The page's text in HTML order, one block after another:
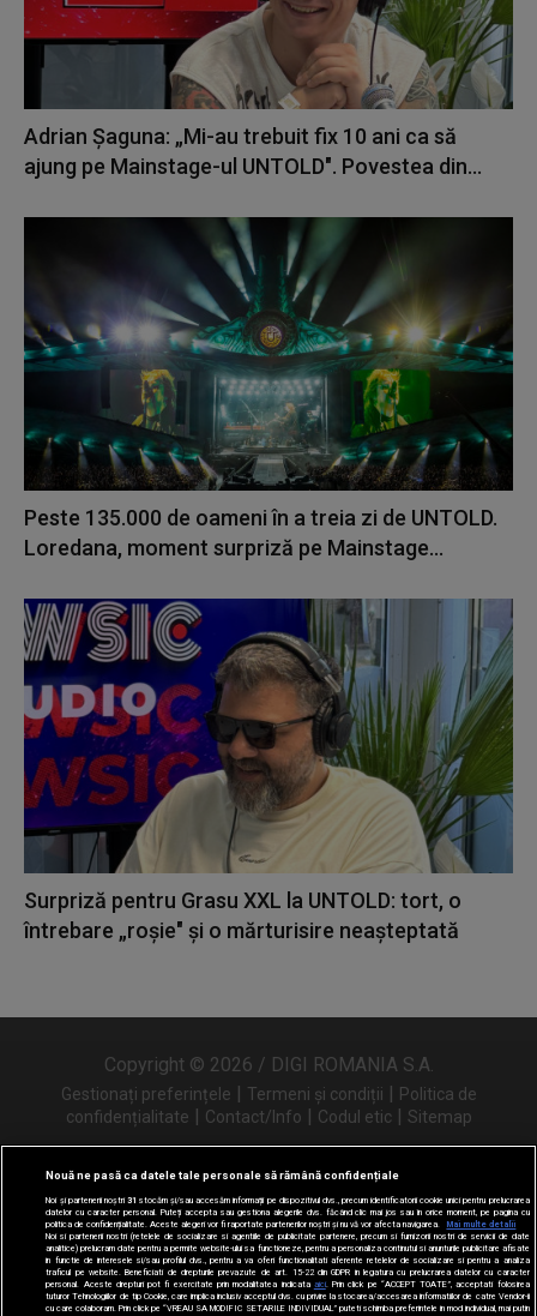
Adrian Șaguna: „Mi-au trebuit fix 10 ani ca să
ajung pe Mainstage-ul UNTOLD". Povestea din...
Peste 135.000 de oameni în a treia zi de UNTOLD.
Loredana, moment surpriză pe Mainstage...
Surpriză pentru Grasu XXL la UNTOLD: tort, o
întrebare „roșie" și o mărturisire neașteptată
Copyright © 2026 / DIGI ROMANIA S.A.
Gestionați preferințele | Termeni și condiții | Politica de
confidențialitate | Contact/Info | Codul etic | Sitemap
Urmărește-ne și pe
Nouă ne pasă ca datele tale personale să rămână confidențiale
Noi și partenerii noștri31 stocăm și/sau accesăm informații pe dispozitivul dvs., precum identificatorii cookie unici pentru prelucrarea
datelor cu caracter personal. Puteți accepta sau gestiona alegerile dvs. făcând clic mai jos sau în orice moment, pe pagina cu
politica de confidențialitate. Aceste alegeri vor fi raportate partenerilor noștri și nu vă vor afecta navigarea.
Mai multe detalii
Noi si partenerii nostri (retelele de socializare si agentiile de publicitate partenere, precum si furnizorii nostri de servicii de date
analitice) prelucram date pentru a permite website-ului sa functioneze, pentru a personaliza continutul si anunturile publicitare afisate
in functie de interesele si/sau profilul dvs., pentru a va oferi functionalitati aferente retelelor de socializare si pentru a analiza
traficul pe website. Beneficiati de drepturile prevazute de art. 15-22 din GDPR in legatura cu prelucrarea datelor cu caracter
personal. Aceste drepturi pot fi exercitate prin modalitatea indicata aici. Prin click pe “ACCEPT TOATE”, acceptati folosirea
tuturor Tehnologiilor de tip Cookie, care implica inclusiv acceptul dvs. cu privire la stocarea/accesarea informatiilor de catre Vendor-ii
cu care colaboram. Prin click pe “VREAU SA MODIFIC SETARILE INDIVIDUAL” puteti schimba preferintele in mod individual, mai putin